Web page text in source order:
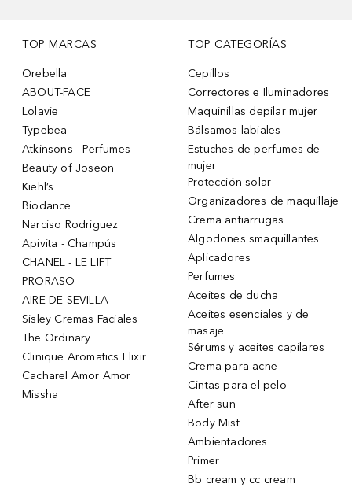
TOP MARCAS
Orebella
ABOUT-FACE
Lolavie
Typebea
Atkinsons - Perfumes
Beauty of Joseon
Kiehl’s
Biodance
Narciso Rodriguez
Apivita - Champús
CHANEL - LE LIFT
PRORASO
AIRE DE SEVILLA
Sisley Cremas Faciales
The Ordinary
Clinique Aromatics Elixir
Cacharel Amor Amor
Missha
TOP CATEGORÍAS
Cepillos
Correctores e Iluminadores
Maquinillas depilar mujer
Bálsamos labiales
Estuches de perfumes de
mujer
Protección solar
Organizadores de maquillaje
Crema antiarrugas
Algodones smaquillantes
Aplicadores
Perfumes
Aceites de ducha
Aceites esenciales y de
masaje
Sérums y aceites capilares
Crema para acne
Cintas para el pelo
After sun
Body Mist
Ambientadores
Primer
Bb cream y cc cream